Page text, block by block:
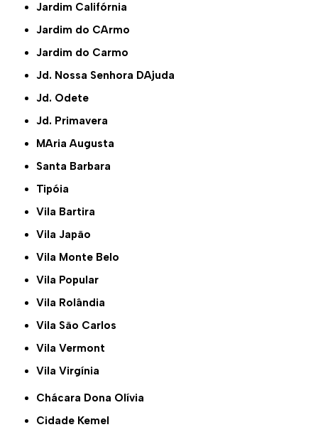
Jardim Califórnia
Jardim do CArmo
Jardim do Carmo
Jd. Nossa Senhora DAjuda
Jd. Odete
Jd. Primavera
MAria Augusta
Santa Barbara
Tipóia
Vila Bartira
Vila Japão
Vila Monte Belo
Vila Popular
Vila Rolândia
Vila São Carlos
Vila Vermont
Vila Virgínia
Chácara Dona Olívia
Cidade Kemel